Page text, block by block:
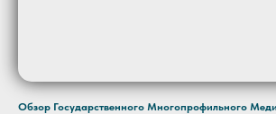
Обзор Государственного Многопрофильного